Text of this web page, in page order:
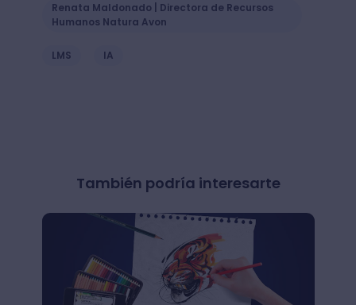
Renata Maldonado | Directora de Recursos
Humanos Natura Avon
LMS IA
También podría interesarte